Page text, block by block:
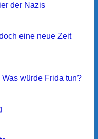
der Nazis
eine neue Zeit
würde Frida tun?